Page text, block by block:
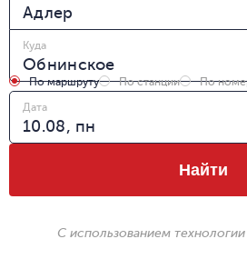
Куда
По маршруту По станции
По
Дата
Найти
С использованием